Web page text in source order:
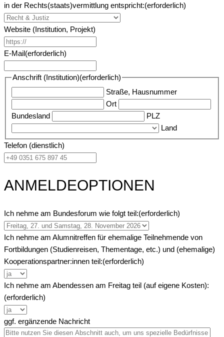
in der Rechts(staats)vermittlung entspricht:(erforderlich)
Website (Institution, Projekt)
E-Mail(erforderlich)
Anschrift (Institution)(erforderlich)
Straße, Hausnummer
Ort
Bundesland
PLZ
Land
Telefon (dienstlich)
ANMELDEOPTIONEN
Ich nehme am Bundesforum wie folgt teil:(erforderlich)
Ich nehme am Alumnitreffen für ehemalige Teilnehmende von
Fortbildungen (Studienreisen, Thementage, etc.) und (ehemalige)
Kooperationspartner:innen teil:(erforderlich)
Ich nehme am Abendessen am Freitag teil (auf eigene Kosten):
(erforderlich)
ggf. ergänzende Nachricht